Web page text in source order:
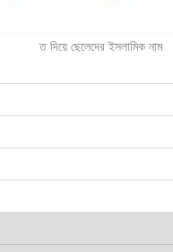
ত দিয়ে ছেলেদের ইসলামিক নাম